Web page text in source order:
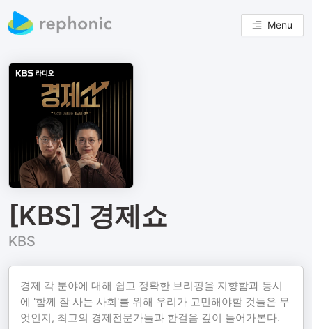
Menu
[KBS] 경제쇼
KBS
경제 각 분야에 대해 쉽고 정확한 브리핑을 지향함과 동시
에 '함께 잘 사는 사회'를 위해 우리가 고민해야할 것들은 무
엇인지, 최고의 경제전문가들과 한걸음 깊이 들어가본다.